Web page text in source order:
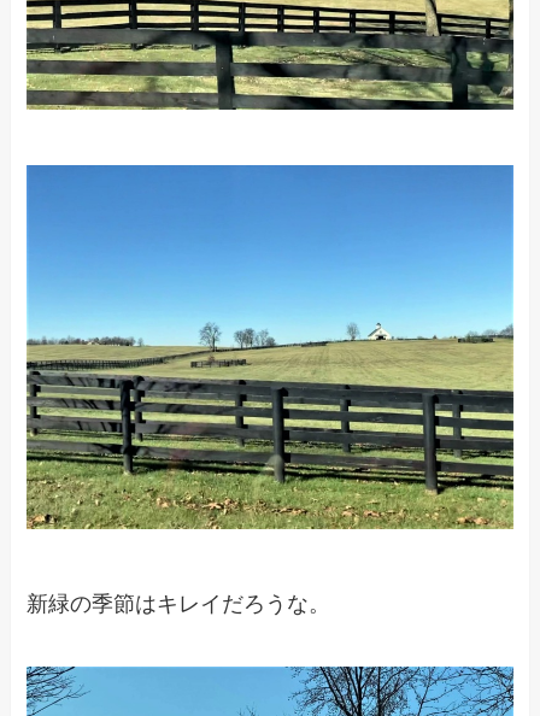
新緑の季節はキレイだろうな。